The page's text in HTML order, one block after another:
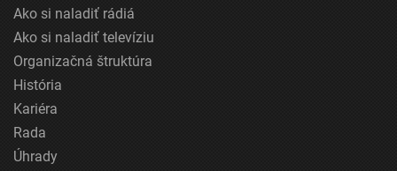
Ako si naladiť rádiá
Ako si naladiť televíziu
Organizačná štruktúra
História
Kariéra
Rada
Úhrady